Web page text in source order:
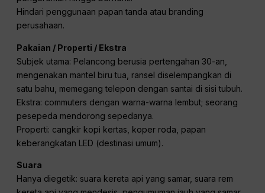
bertahap.
Atmos: kabut lembut; asap kereta api melayang melalui
sinar cahaya.
Lokasi & Komposisi
Platform komuter perkotaan, fajar.
Latar depan: garis keamanan kuning, cangkir kopi di
Latar tengah: penumpang yang menunggu terlihat sebagai
bayangan samar dalam kabut.
Latar belakang: Kereta api yang tiba melakukan
pengereman hingga berhenti.
Hindari penggunaan papan tanda atau branding
perusahaan.